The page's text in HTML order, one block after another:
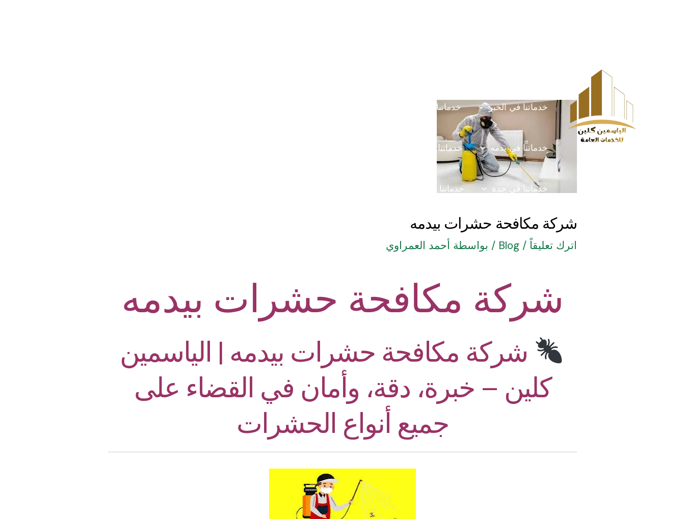
خدماتنا في الخبر خدماتنا في الجبيل
خدماتنا في يدمه خدماتنا في الباحة
خدماتنا في جدة خدماتنا في المدينة المنورة
شركة مكافحة حشرات بيدمه
اترك تعليقاً /
Blog / بواسطة أحمد العمراوي
شركة مكافحة حشرات بيدمه
شركة مكافحة حشرات بيدمه | الياسمين
كلين – خبرة، دقة، وأمان في القضاء على
جميع أنواع الحشرات